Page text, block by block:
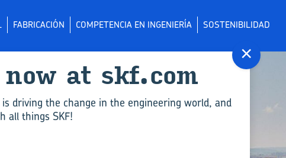
FABRICACIÓN COMPETENCIA EN INGENIERÍA SOSTENIBILIDAD
×
at skf.com
driving the change in the engineering world, and
all things SKF!